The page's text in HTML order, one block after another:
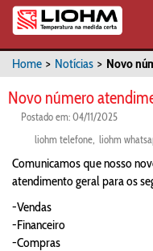
Home > Notícias > Novo
Novo número
Postado em: 04/11/2025
liohm telefone liohm
Comunicamos que nosso
atendimento geral para os
-Vendas
-Financeiro
-Compras